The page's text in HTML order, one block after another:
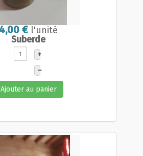
4,00 € l'unité
Suberde
+
–
Ajouter au panier